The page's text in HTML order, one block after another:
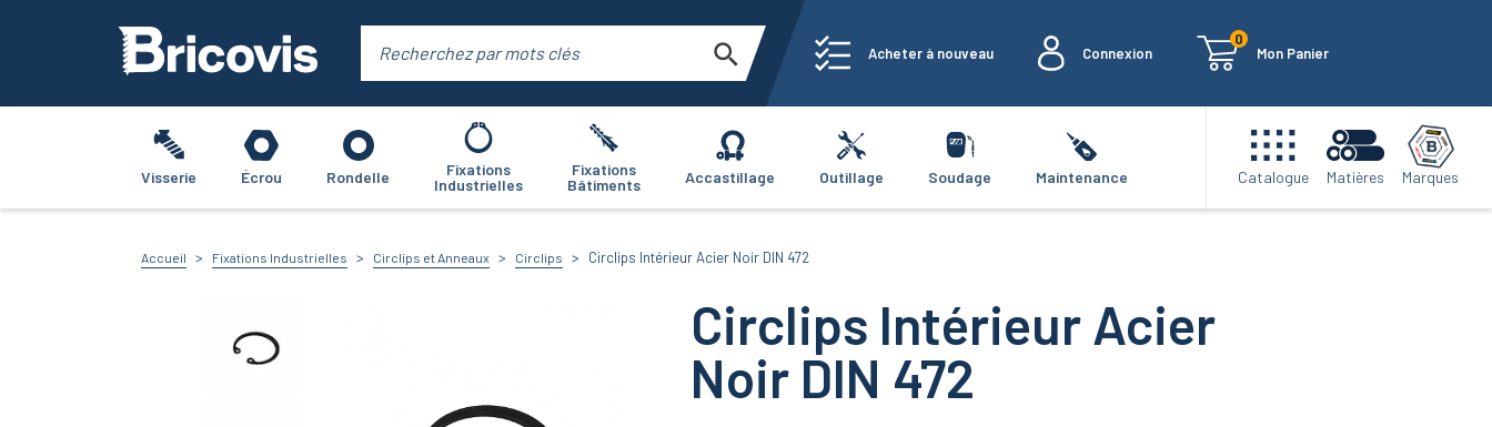
Acheter à nouveau Connexion
0
Mon Panier
Visserie Écrou Rondelle
Fixations
Industrielles
Fixations
Bâtiments
Accastillage Outillage Soudage Maintenance Catalogue Matières Marques
Accueil Fixations Industrielles Circlips et Anneaux Circlips Circlips Intérieur Acier Noir DIN 472
Circlips Intérieur Acier
Noir DIN 472